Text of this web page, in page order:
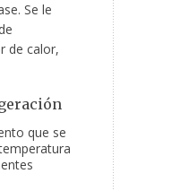
Se le
de calor,
que se